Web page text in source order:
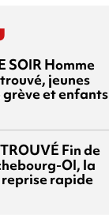
SOIR Homme
jeunes
et enfants
Fin de
OI, la
rapide